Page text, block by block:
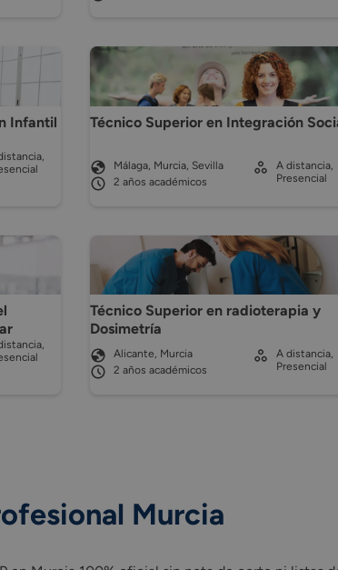
Infantil Técnico Superior en Integración
Málaga, Murcia, Sevilla
2 años académicos
A distancia,
Presencial
Técnico Superior en radioterapia y
Dosimetría
Alicante, Murcia
2 años académicos
A distancia,
Presencial
Murcia